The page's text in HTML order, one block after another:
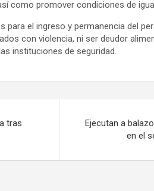
como promover condiciones de
el ingreso y permanencia del
con violencia, ni ser deudor
instituciones de seguridad.
tras
Ejecutan a
en el